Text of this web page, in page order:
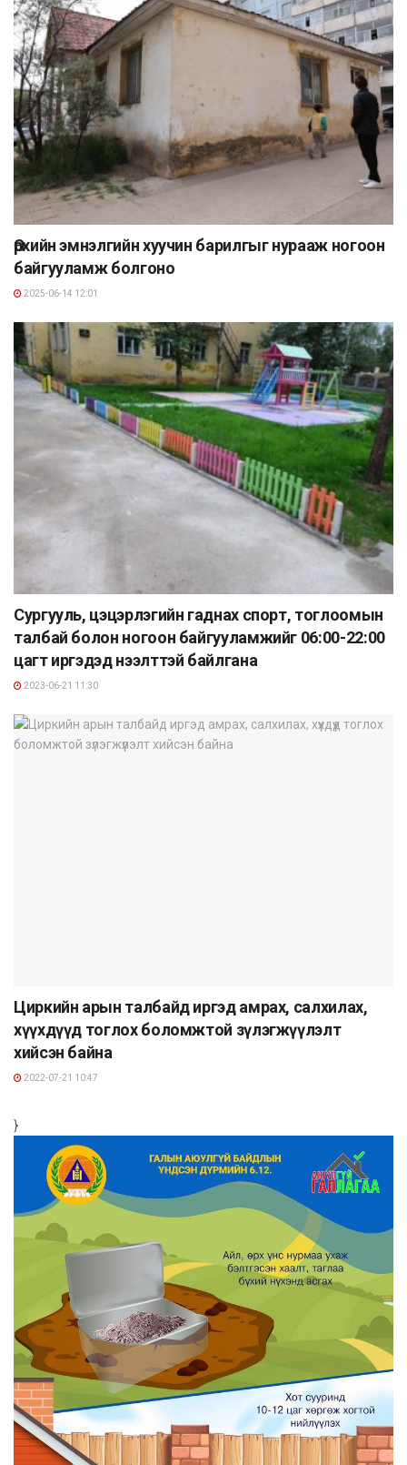
Өрхийн эмнэлгийн хуучин барилгыг нурааж ногоон
байгууламж болгоно
2025-06-14 12:01
Сургууль, цэцэрлэгийн гаднах спорт, тоглоомын
талбай болон ногоон байгууламжийг 06:00-22:00
цагт иргэдэд нээлттэй байлгана
2023-06-21 11:30
Циркийн арын талбайд иргэд амрах, салхилах,
хүүхдүүд тоглох боломжтой зүлэгжүүлэлт
хийсэн байна
2022-07-21 10:47
}